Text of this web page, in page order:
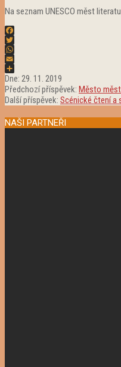
Na seznam UNESCO měst
Facebook
Twitter
WhatsApp
Email
Share
2019-
11-
29
Dne: 29. 11. 2019
Předchozí příspěvek: Město
Další příspěvek: Scénické čtení a
NAŠI PARTNEŘI